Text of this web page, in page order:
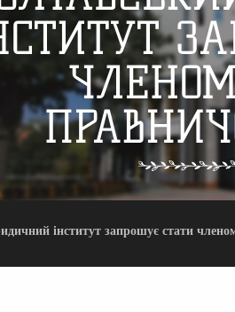
інститут запрошує стати